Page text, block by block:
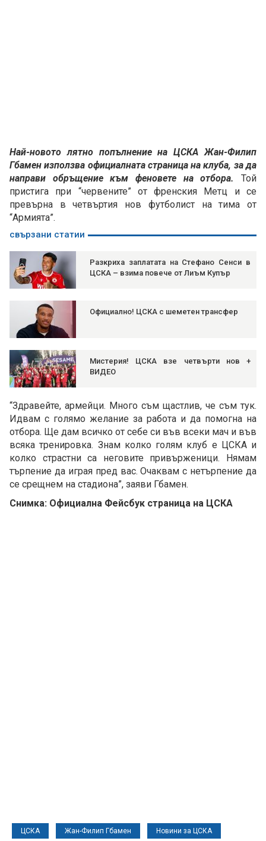
Най-новото лятно попълнение на ЦСКА Жан-Филип
Гбамен използва официалната страница на клуба, за да
направи обръщение към феновете на отбора. Той
пристига при “червените” от френския Метц и се
превърна в четвъртия нов футболист на тима от
“Армията”.
свързани статии
Разкриха заплатата на Стефано Сенси в
ЦСКА – взима повече от Лиъм Купър
Официално! ЦСКА с шеметен трансфер
Мистерия! ЦСКА взе четвърти нов +
ВИДЕО
“Здравейте, армейци. Много съм щастлив, че съм тук.
Идвам с голямо желание за работа и да помогна на
отбора. Ще дам всичко от себе си във всеки мач и във
всяка тренировка. Знам колко голям клуб е ЦСКА и
колко страстни са неговите привърженици. Нямам
търпение да играя пред вас. Очаквам с нетърпение да
се срещнем на стадиона”, заяви Гбамен.
Снимка: Официална Фейсбук страница на ЦСКА
ЦСКА Жан-Филип Гбамен Новини за ЦСКА